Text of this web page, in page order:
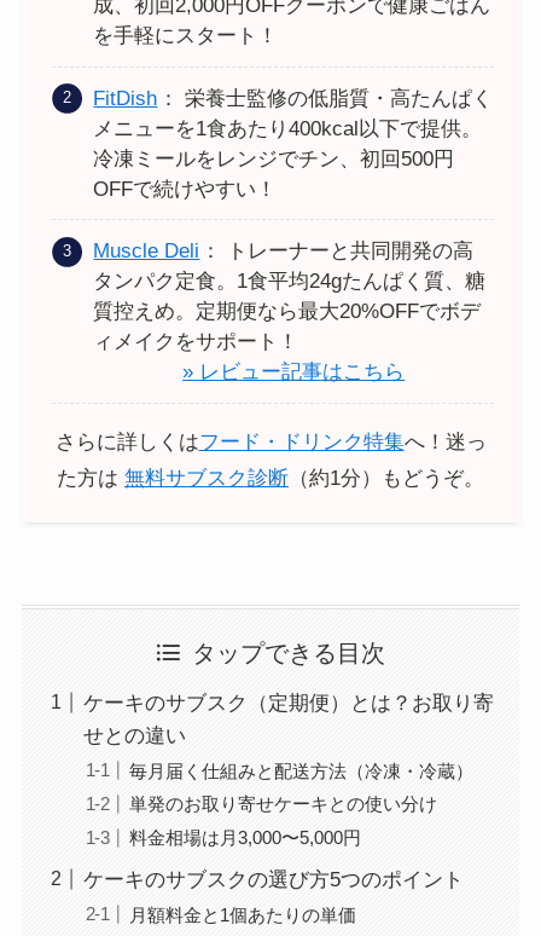
成、初回2,000円OFFクーポンで健康ごはん
を手軽にスタート！
FitDish ： 栄養士監修の低脂質・高たんぱく
メニューを1食あたり400kcal以下で提供。
冷凍ミールをレンジでチン、初回500円
OFFで続けやすい！
Muscle Deli ： トレーナーと共同開発の高
タンパク定食。1食平均24gたんぱく質、糖
質控えめ。定期便なら最大20%OFFでボデ
ィメイクをサポート！
» レビュー記事はこちら
さらに詳しくはフード・ドリンク特集へ！迷っ
た方は 無料サブスク診断 （約1分）もどうぞ。
タップできる目次
ケーキのサブスク（定期便）とは？お取り寄
せとの違い
毎月届く仕組みと配送方法（冷凍・冷蔵）
単発のお取り寄せケーキとの使い分け
料金相場は月3,000〜5,000円
ケーキのサブスクの選び方5つのポイント
月額料金と1個あたりの単価